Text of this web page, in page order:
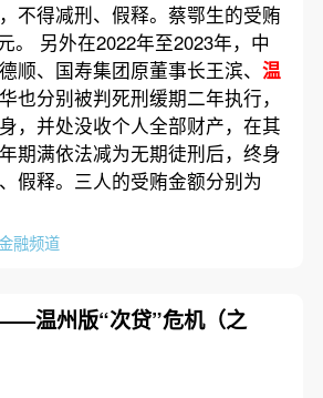
不得减刑、假释。蔡鄂生的受贿
。 另外在2022年至2023年，中
顺、国寿集团原董事长王滨、 温
也分别被判死刑缓期二年执行，
，并处没收个人全部财产，在其
期满依法减为无期徒刑后，终身
假释。三人的受贿金额分别为
融频道
温州版“次贷”危机（之